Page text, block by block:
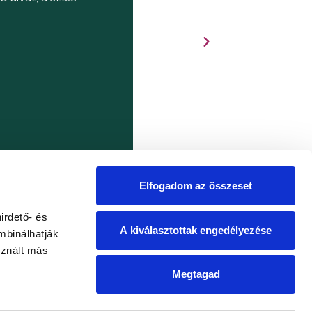
és
más
Elfogadom az összeset
A kiválasztottak engedélyezése
Megtagad